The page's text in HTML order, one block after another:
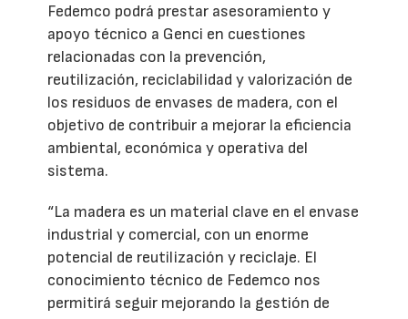
Fedemco podrá prestar asesoramiento y
apoyo técnico a Genci en cuestiones
relacionadas con la prevención,
reutilización, reciclabilidad y valorización de
los residuos de envases de madera, con el
objetivo de contribuir a mejorar la eficiencia
ambiental, económica y operativa del
sistema.
“La madera es un material clave en el envase
industrial y comercial, con un enorme
potencial de reutilización y reciclaje. El
conocimiento técnico de Fedemco nos
permitirá seguir mejorando la gestión de